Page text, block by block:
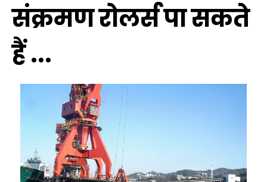
संक्रमण रोलर्स पा सकते
हैं ...